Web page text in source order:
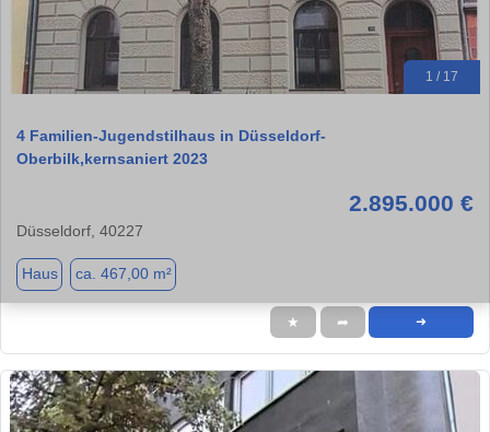
1 / 17
4 Familien-Jugendstilhaus in Düsseldorf-
Oberbilk,kernsaniert 2023
2.895.000 €
Düsseldorf, 40227
Haus ca. 467,00 m²
★ ➦ ➜